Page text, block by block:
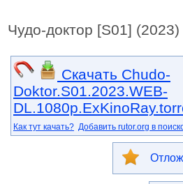
Чудо-доктор [S01]
Скачать Chudo-
Doktor.S01.2023.WEB-
Как тут качать? Добавить rutor.org в